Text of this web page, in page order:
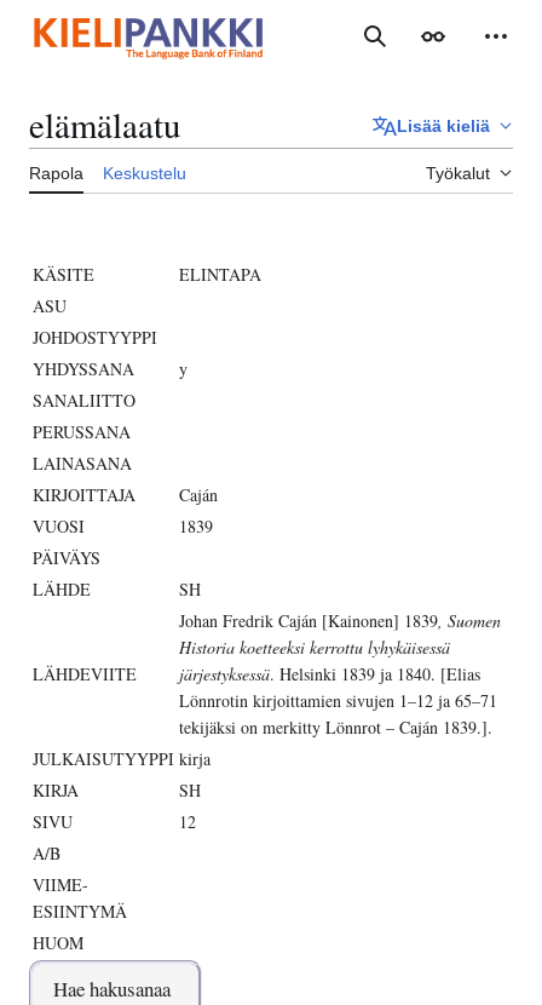
sisältöön
Haku Ulkoasu
elämälaatu Lisää kieliä
Rapola Keskustelu Työkalut
KÄSITE
ELINTAPA
ASU
JOHDOSTYYPPI
YHDYSSANA
y
SANALIITTO
PERUSSANA
LAINASANA
KIRJOITTAJA
Caján
VUOSI
1839
PÄIVÄYS
LÄHDE
SH
LÄHDEVIITE
Johan Fredrik Caján [Kainonen] 1839, Suomen
Historia koetteeksi kerrottu lyhykäisessä
järjestyksessä. Helsinki 1839 ja 1840. [Elias
Lönnrotin kirjoittamien sivujen 1–12 ja 65–71
tekijäksi on merkitty Lönnrot – Caján 1839.].
JULKAISUTYYPPI kirja
KIRJA
SH
SIVU
12
A/B
VIIME-
ESIINTYMÄ
HUOM
Hae hakusanaa